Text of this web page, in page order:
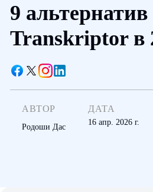
9 альтернатив
Transkriptor в
АВТОР
Родоши Дас
ДАТА
16 апр. 2026 г.